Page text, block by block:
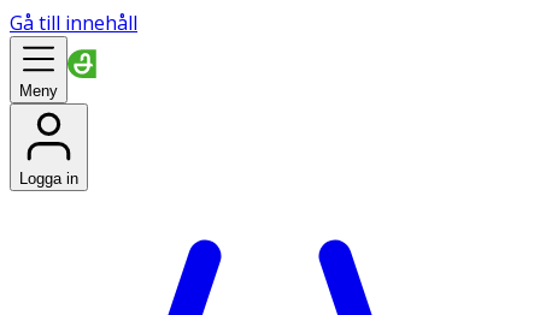
Gå till innehåll
Meny
Logga in